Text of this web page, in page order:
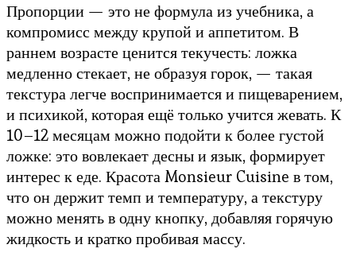
Пропорции — это не формула из учебника, а
компромисс между крупой и аппетитом. В
раннем возрасте ценится текучесть: ложка
медленно стекает, не образуя горок, — такая
текстура легче воспринимается и пищеварением,
и психикой, которая ещё только учится жевать. К
10–12 месяцам можно подойти к более густой
ложке: это вовлекает десны и язык, формирует
интерес к еде. Красота Monsieur Cuisine в том,
что он держит темп и температуру, а текстуру
можно менять в одну кнопку, добавляя горячую
жидкость и кратко пробивая массу.